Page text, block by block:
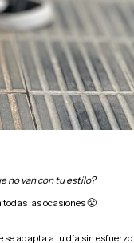
no van con tu estilo?
las ocasiones 😤
se adapta a tu día sin esfuerzo.